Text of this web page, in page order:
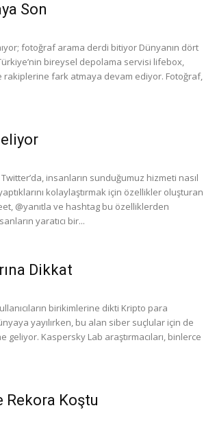
Son
fotoğraf arama derdi bitiyor Dünyanın dört
bireysel depolama servisi lifebox,
fark atmaya devam ediyor. Fotoğraf,
insanların sunduğumuz hizmeti nasıl
kolaylaştırmak için özellikler oluşturan
@yanıtla ve hashtag bu özelliklerden
yaratıcı bir...
Dikkat
birikimlerine dikti Kripto para
yayılırken, bu alan siber suçlular için de
geliyor. Kaspersky Lab araştırmacıları, binlerce
Rekora Koştu